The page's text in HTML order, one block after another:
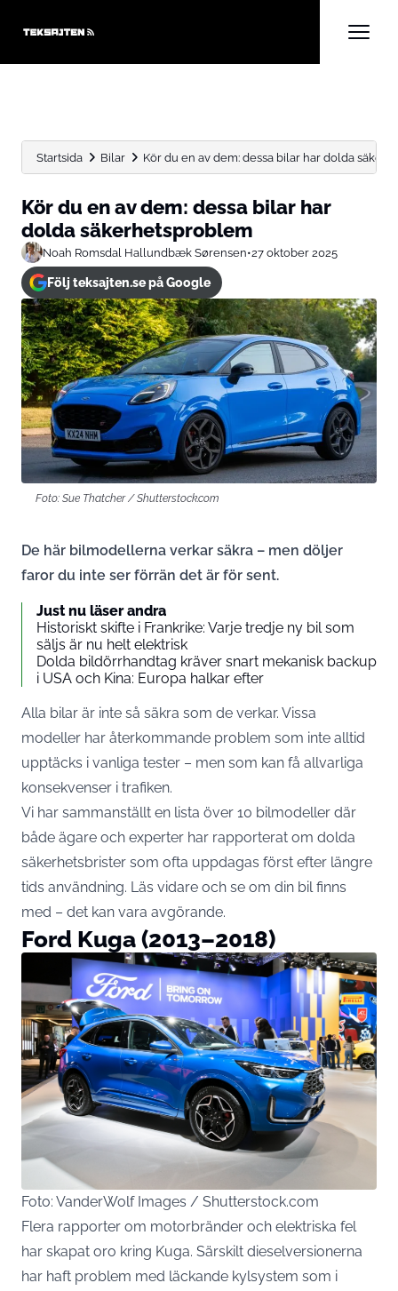
Startsida Bilar Kör du en av dem: dessa bilar har dolda
Kör du en av dem: dessa bilar har
dolda säkerhetsproblem
Noah Romsdal Hallundbæk Sørensen•27 oktober 2025
Följ teksajten.se på Google
Foto: Sue Thatcher / Shutterstock.com
De här bilmodellerna verkar säkra – men döljer
faror du inte ser förrän det är för sent.
Just nu läser andra
Historiskt skifte i Frankrike: Varje tredje ny bil som
säljs är nu helt elektrisk
Dolda bildörrhandtag kräver snart mekanisk backup
i USA och Kina: Europa halkar efter
Alla bilar är inte så säkra som de verkar. Vissa
modeller har återkommande problem som inte alltid
upptäcks i vanliga tester – men som kan få allvarliga
konsekvenser i trafiken.
Vi har sammanställt en lista över 10 bilmodeller där
både ägare och experter har rapporterat om dolda
säkerhetsbrister som ofta uppdagas först efter längre
tids användning. Läs vidare och se om din bil finns
med – det kan vara avgörande.
Ford Kuga (2013–2018)
Foto: VanderWolf Images / Shutterstock.com
Flera rapporter om motorbränder och elektriska fel
har skapat oro kring Kuga. Särskilt dieselversionerna
har haft problem med läckande kylsystem som i